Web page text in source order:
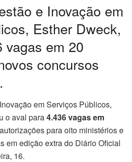
e Inovação em
Esther Dweck,
vagas em 20
concursos
em Serviços Públicos,
o aval para4.436 vagas em
para oito ministérios e
em edição extra do Diário Oficial
16.